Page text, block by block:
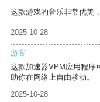
这款游戏的音乐非常优美
2025-10-28
游客
这款加速器VPM应用程序
助你在网络上自由移动。
2025-10-28